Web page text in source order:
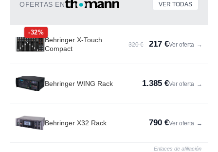
OFERTAS EN VER TODAS
-32%
Behringer X-Touch
Compact
320 € 217 €Ver oferta →
Behringer WING Rack 1.385 €Ver oferta →
Behringer X32 Rack 790 €Ver oferta →
Enlaces de afiliación